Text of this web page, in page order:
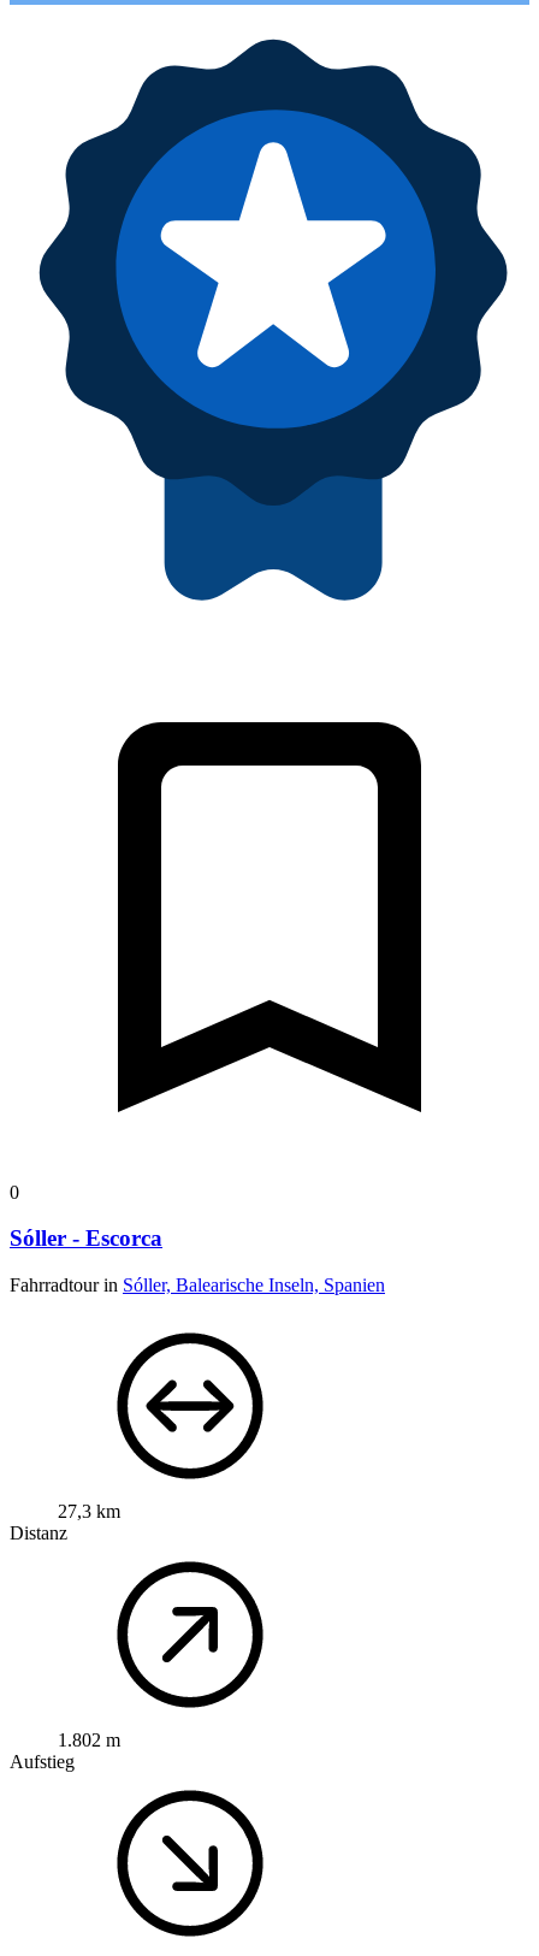
0
Sóller - Escorca
Fahrradtour in Sóller, Balearische Inseln, Spanien
27,3 km
Distanz
1.802 m
Aufstieg